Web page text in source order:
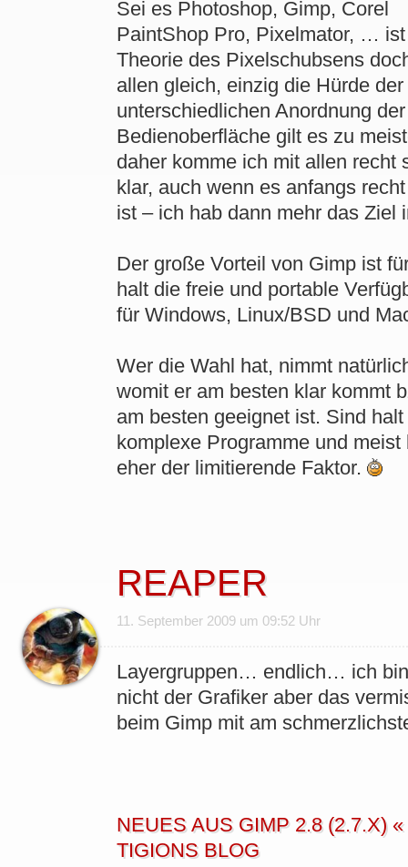
Sei es Photoshop, Gimp, Corel
PaintShop Pro, Pixelmator, …
Theorie des Pixelschubsens
allen gleich, einzig die Hürde der
unterschiedlichen Anordnung der
Bedienoberfläche gilt es zu
daher komme ich mit allen recht
klar, auch wenn es anfangs
ist – ich hab dann mehr das Ziel
Der große Vorteil von Gimp ist
halt die freie und portable
für Windows, Linux/BSD und
Wer die Wahl hat, nimmt
womit er am besten klar kommt
am besten geeignet ist. Sind
komplexe Programme und meist
eher der limitierende Faktor.
REAPER
11. September 2009 um 09:52 Uhr
Layergruppen… endlich… ich
nicht der Grafiker aber das
beim Gimp mit am
NEUES AUS GIMP 2.8 (2.7.X) «
TIGIONS BLOG